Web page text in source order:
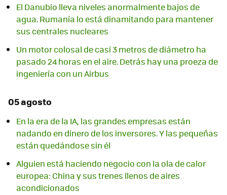
El Danubio lleva niveles anormalmente bajos de
agua. Rumanía lo está dinamitando para mantener
sus centrales nucleares
Un motor colosal de casi 3 metros de diámetro ha
pasado 24 horas en el aire. Detrás hay una proeza de
ingeniería con un Airbus
05 agosto
En la era de la IA, las grandes empresas están
nadando en dinero de los inversores. Y las pequeñas
están quedándose sin él
Alguien está haciendo negocio con la ola de calor
europea: China y sus trenes llenos de aires
acondicionados